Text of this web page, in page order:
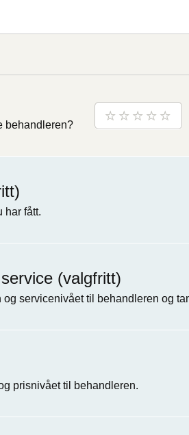
behandleren?
har fått.
(valgfritt)
servicenivået til behandleren og
prisnivået til behandleren.